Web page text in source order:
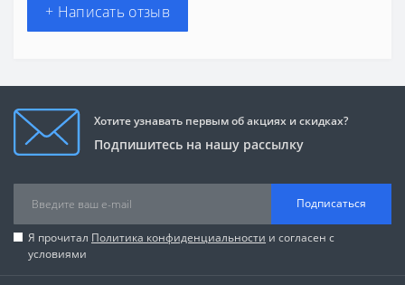
+ Написать отзыв
Хотите узнавать первым об акциях и скидках?
Подпишитесь на нашу рассылку
Подписаться
Я прочитал Политика конфиденциальности и согласен с
условиями